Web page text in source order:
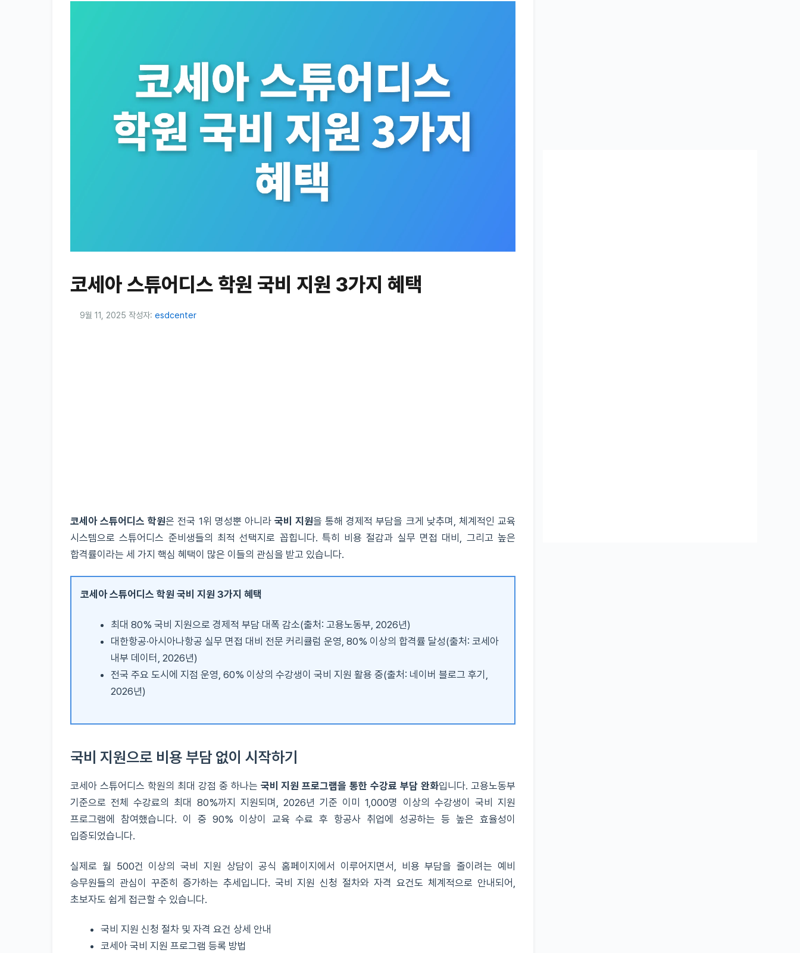
코세아 스튜어디스 학원 국비 지원 3가지 혜택
9월 11, 2025 작성자: esdcenter
코세아 스튜어디스 학원은 전국 1위 명성뿐 아니라 국비 지원을 통해 경제적 부담을 크게 낮추며, 체계적인 교육
시스템으로 스튜어디스 준비생들의 최적 선택지로 꼽힙니다. 특히 비용 절감과 실무 면접 대비, 그리고 높은
합격률이라는 세 가지 핵심 혜택이 많은 이들의 관심을 받고 있습니다.
코세아 스튜어디스 학원 국비 지원 3가지 혜택
최대 80% 국비 지원으로 경제적 부담 대폭 감소(출처: 고용노동부, 2026년)
대한항공·아시아나항공 실무 면접 대비 전문 커리큘럼 운영, 80% 이상의 합격률 달성(출처: 코세아
내부 데이터, 2026년)
전국 주요 도시에 지점 운영, 60% 이상의 수강생이 국비 지원 활용 중(출처: 네이버 블로그 후기,
2026년)
국비 지원으로 비용 부담 없이 시작하기
코세아 스튜어디스 학원의 최대 강점 중 하나는 국비 지원 프로그램을 통한 수강료 부담 완화입니다. 고용노동부
기준으로 전체 수강료의 최대 80%까지 지원되며, 2026년 기준 이미 1,000명 이상의 수강생이 국비 지원
프로그램에 참여했습니다. 이 중 90% 이상이 교육 수료 후 항공사 취업에 성공하는 등 높은 효율성이
입증되었습니다.
실제로 월 500건 이상의 국비 지원 상담이 공식 홈페이지에서 이루어지면서, 비용 부담을 줄이려는 예비
승무원들의 관심이 꾸준히 증가하는 추세입니다. 국비 지원 신청 절차와 자격 요건도 체계적으로 안내되어,
초보자도 쉽게 접근할 수 있습니다.
국비 지원 신청 절차 및 자격 요건 상세 안내
코세아 국비 지원 프로그램 등록 방법